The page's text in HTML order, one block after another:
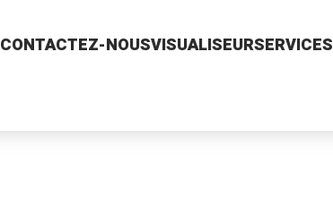
CONTACTEZ-NOUSVISUALISEURSERVICES